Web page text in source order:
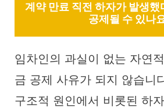
계약 만료 직전 하자가 발생했
공제될 수 있나
임차인의 과실이 없는 자연
금 공제 사유가 되지 않습니
구조적 원인에서 비롯된 하